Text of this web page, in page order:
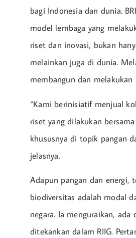
bagi Indonesia dan dunia.
model lembaga yang
riset dan inovasi, bukan
melainkan juga di dunia.
membangun dan melakukan
“Kami berinisiatif menjual
riset yang dilakukan
khususnya di topik pangan
jelasnya.
Adapun pangan dan energi,
biodiversitas adalah modal
negara. Ia menguraikan, ada
ditekankan dalam RIIG.